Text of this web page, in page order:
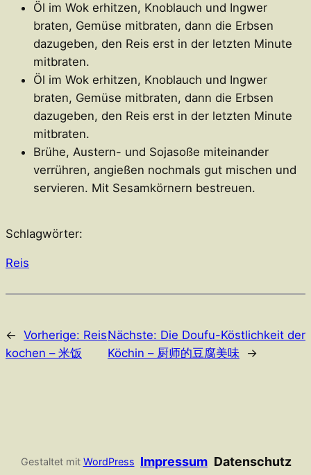
Öl im Wok erhitzen, Knoblauch und Ingwer
braten, Gemüse mitbraten, dann die Erbsen
dazugeben, den Reis erst in der letzten Minute
mitbraten.
Öl im Wok erhitzen, Knoblauch und Ingwer
braten, Gemüse mitbraten, dann die Erbsen
dazugeben, den Reis erst in der letzten Minute
mitbraten.
Brühe, Austern- und Sojasoße miteinander
verrühren, angießen nochmals gut mischen und
servieren. Mit Sesamkörnern bestreuen.
Schlagwörter:
Reis
← Vorherige: Reis
kochen – 米饭
Nächste: Die Doufu-Köstlichkeit der
Köchin – 厨师的豆腐美味
→
Gestaltet mit WordPress Impressum Datenschutz